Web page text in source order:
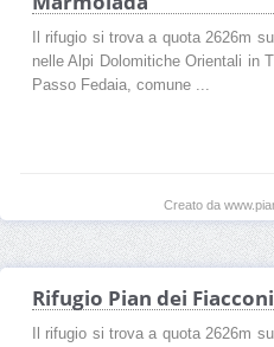
Il rifugio si trova a quota 2626m
nelle Alpi Dolomitiche Orientali in
Passo Fedaia, comune ...
Creato da
Rifugio Pian dei
Il rifugio si trova a quota 2626m